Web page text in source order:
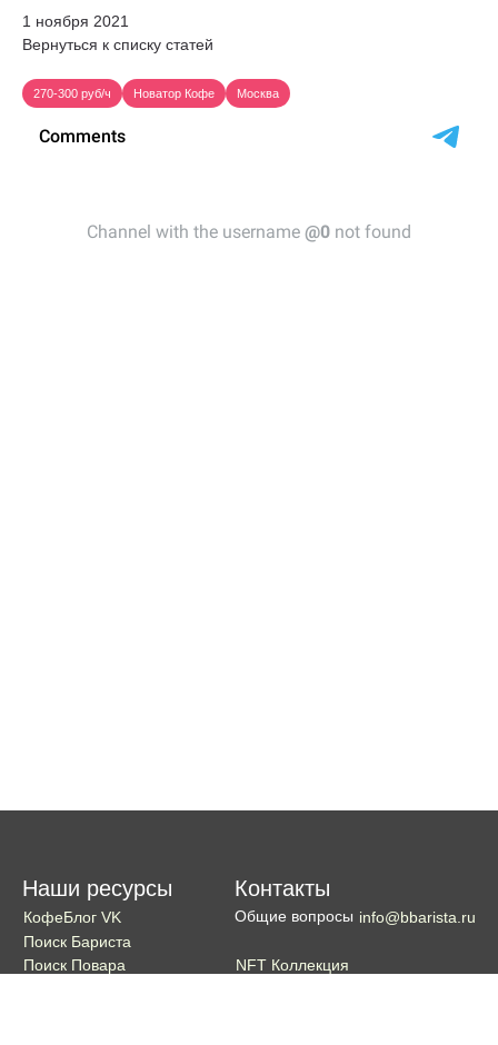
1 ноября 2021
Вернуться к списку статей
270-300 руб/ч Новатор Кофе Москва
Наши ресурсы
КофеБлог VK
Поиск Бариста
Поиск Повара
Контакты
Общие вопросы info@bbarista.ru
NFT Коллекция